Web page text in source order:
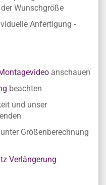
Wunschgröße
Anfertigung -
anschauen
beachten
und unser
Größenberechnung
Verlängerung